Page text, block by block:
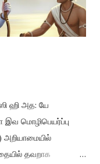
ஹி அத: யே
மொழிபெயர்ப்பு
அறியாமையில்
தவறாக